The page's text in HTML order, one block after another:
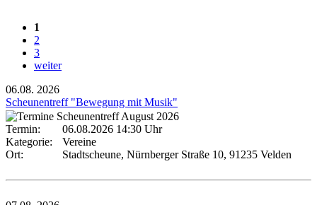
1
2
3
weiter
06.08. 2026
Scheunentreff "Bewegung mit Musik"
Termin:
06.08.2026 14:30 Uhr
Kategorie:
Vereine
Ort:
Stadtscheune, Nürnberger Straße 10, 91235 Velden